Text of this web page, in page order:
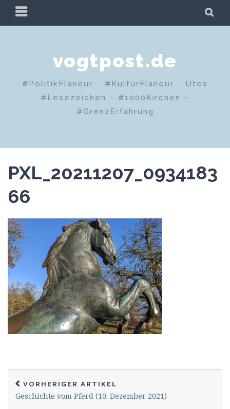
Zum
PRIMÄRES
MENÜ
vogtpost.de
#PolitikFlaneur – #KulturFlaneur – Utes
#Lesezeichen – #1000Kirchen –
#GrenzErfahrung
PXL_20211207_0934183
66
VORHERIGER ARTIKEL
Geschichte vom Pferd (10. Dezember 2021)